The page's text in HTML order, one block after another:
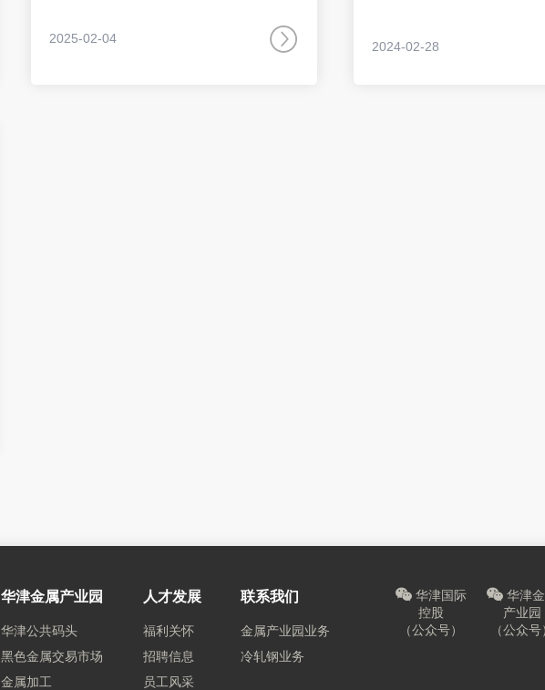
2025-02-04
2024-02-28
华津金属产业园
华津公共码头
黑色金属交易市场
金属加工
人才发展
福利关怀
招聘信息
员工风采
联系我们
金属产业园业务
冷轧钢业务
华津国际
控股
（公众号）
华津
产业园
（公众号